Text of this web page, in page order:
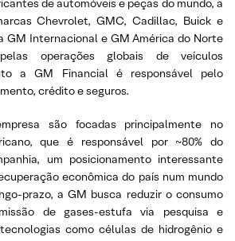
de automóveis e peças do mundo, a
Chevrolet, GMC, Cadillac, Buick e
GM Internacional e GM América do Norte
operações globais de veículos
a GM Financial é responsável pelo
crédito e seguros.
são focadas principalmente no
que é responsável por ~80% do
um posicionamento interessante
econômica do país num mundo
prazo, a GM busca reduzir o consumo
de gases-estufa via pesquisa e
como células de hidrogênio e